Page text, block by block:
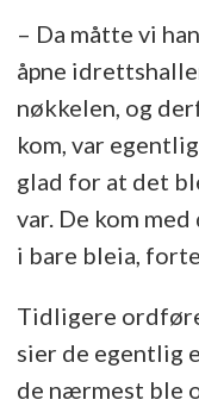
– Da måtte vi
åpne
nøkkelen, og
kom, var
glad for at det
var. De kom
i bare bleia,
Tidligere
sier de egentlig
de nærmest ble